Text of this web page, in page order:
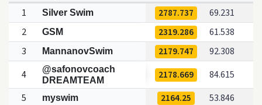
1 Silver Swim 2787.737
69.231
2
GSM 2319.286
61.538
3
MannanovSwim 2179.747
92.308
4
@safonovcoach
DREAMTEAM
2178.669
84.615
5
myswim 2164.25
53.846